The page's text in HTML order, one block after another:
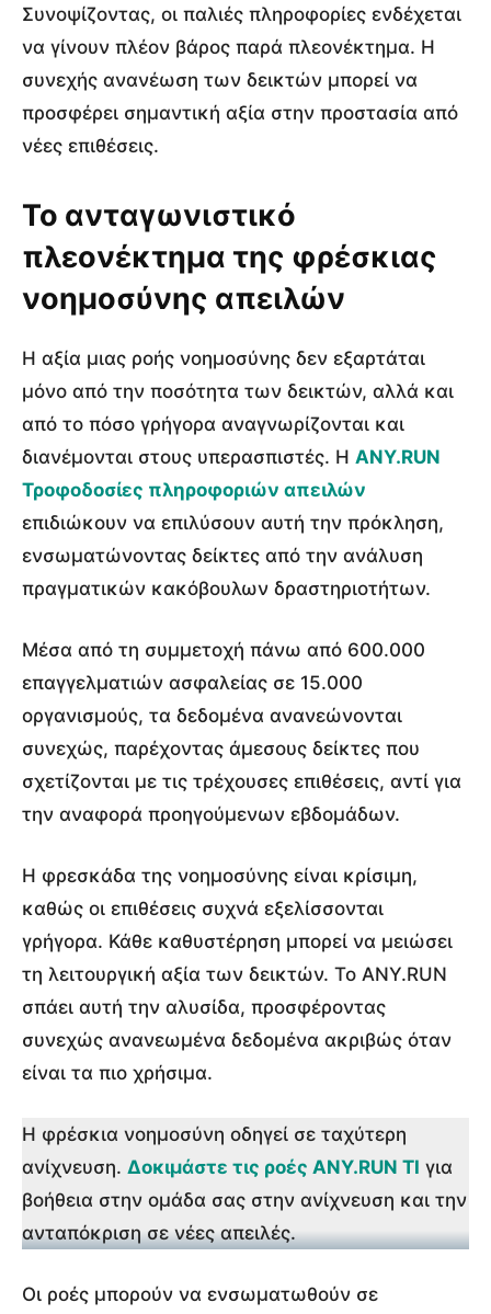
Συνοψίζοντας, οι παλιές πληροφορίες ενδέχεται
να γίνουν πλέον βάρος παρά πλεονέκτημα. Η
συνεχής ανανέωση των δεικτών μπορεί να
προσφέρει σημαντική αξία στην προστασία από
νέες επιθέσεις.
Το ανταγωνιστικό
πλεονέκτημα της φρέσκιας
νοημοσύνης απειλών
Η αξία μιας ροής νοημοσύνης δεν εξαρτάται
μόνο από την ποσότητα των δεικτών, αλλά και
από το πόσο γρήγορα αναγνωρίζονται και
διανέμονται στους υπερασπιστές. Η ANY.RUN
Τροφοδοσίες πληροφοριών απειλών
επιδιώκουν να επιλύσουν αυτή την πρόκληση,
ενσωματώνοντας δείκτες από την ανάλυση
πραγματικών κακόβουλων δραστηριοτήτων.
Μέσα από τη συμμετοχή πάνω από 600.000
επαγγελματιών ασφαλείας σε 15.000
οργανισμούς, τα δεδομένα ανανεώνονται
συνεχώς, παρέχοντας άμεσους δείκτες που
σχετίζονται με τις τρέχουσες επιθέσεις, αντί για
την αναφορά προηγούμενων εβδομάδων.
Η φρεσκάδα της νοημοσύνης είναι κρίσιμη,
καθώς οι επιθέσεις συχνά εξελίσσονται
γρήγορα. Κάθε καθυστέρηση μπορεί να μειώσει
τη λειτουργική αξία των δεικτών. Το ANY.RUN
σπάει αυτή την αλυσίδα, προσφέροντας
συνεχώς ανανεωμένα δεδομένα ακριβώς όταν
είναι τα πιο χρήσιμα.
Η φρέσκια νοημοσύνη οδηγεί σε ταχύτερη
ανίχνευση. Δοκιμάστε τις ροές ANY.RUN TI για
βοήθεια στην ομάδα σας στην ανίχνευση και την
ανταπόκριση σε νέες απειλές.
Οι ροές μπορούν να ενσωματωθούν σε